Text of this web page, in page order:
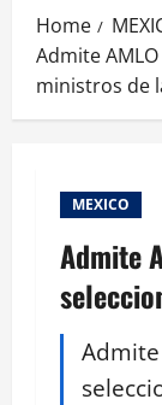
Home
Admite
ministros de
MEXICO
Admite